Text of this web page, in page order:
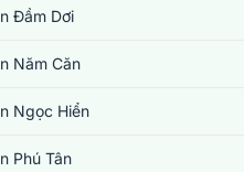
Đầm Dơi
Năm Căn
Ngọc Hiển
Phú Tân